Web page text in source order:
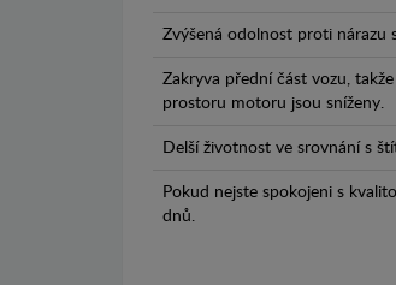
Zvýšená odolnost proti nárazu
Zakryva přední část vozu,
prostoru motoru jsou sníženy.
Delší životnost ve srovnání s
Pokud nejste spokojeni s
dnů.